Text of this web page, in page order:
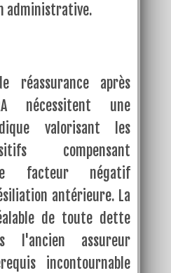
administrative.
réassurance après
nécessitent une
valorisant les
compensant
facteur négatif
antérieure. La
de toute dette
l'ancien assureur
incontournable